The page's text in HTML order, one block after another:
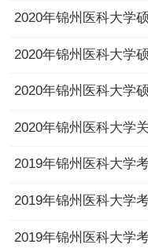
2019年锦州医科大学